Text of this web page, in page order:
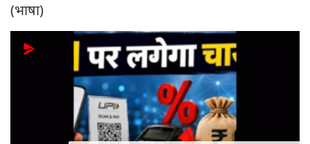
(भाषा)